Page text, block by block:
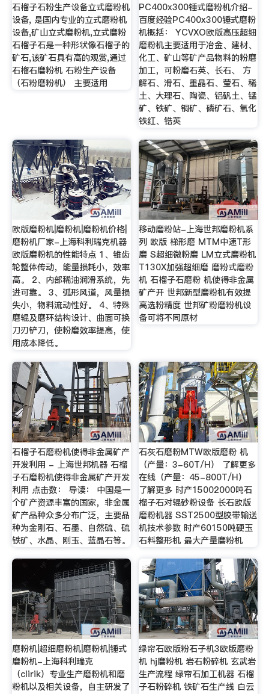
石榴子石粉生产设备立式磨粉机
设备, 是国内专业的立式磨粉机
设备,矿山立式磨粉机,立式磨粉
石榴子石是一种形状像石榴子的
矿石,该矿石具有高的观赏,通过
石榴石磨粉机 石粉生产设备
（石粉磨粉机） 主要适用
PC400x300锤式磨粉机介绍-
百度经验PC400x300锤式磨粉
机概括： YCVXO欧版高压超细
磨粉机主要适用于冶金、建材、
化工、矿山等矿产品物料的粉磨
加工，可粉磨石英、长石、 方
解石、滑石、重晶石、莹石、稀
土、大理石、陶瓷、铝矾土、锰
矿、铁矿、铜矿、磷矿石、氧化
铁红、锆英
欧版磨粉机|磨粉机|磨粉机价格|
磨粉机厂家-上海科利瑞克机器
欧版磨粉机的性能特点 1、锥齿
轮整体传动，能量损耗小，效率
高。 2、内部稀油润滑系统，先
进可靠。 3、弧形风道，风量损
失小，物料流动性好。 4、特殊
磨辊及磨环结构设计、曲面可换
刀刃铲刀，使粉磨效率提高，使
用成本降低。
移动磨粉站-上海世邦磨粉机系
列 欧版 梯形磨 MTM中速T形
磨 S超细微粉磨 LM立式磨粉机
T130X加强超细磨 磨粉式磨粉
机 石榴子石磨粉 机使得非金属
矿产开 世邦新型磨粉机有效提
高选粉精度 世邦矿粉磨粉机设
备可将不同原材
石榴子石磨粉机使得非金属矿产
开发利用 - 上海世邦机器 石榴
子石磨粉机使得非金属矿产开发
利用 点击数： 导读： 中国是一
个矿产资源丰富的国家，非金属
矿产品种众多分布广泛，主要品
种为金刚石、石墨、自然硫、硫
铁矿、水晶、刚玉、蓝晶石等。
石灰石磨粉MTW欧版磨粉 机
（产量：3-60T/H） 了解更多
在线（产量：45-800T/H）
了解更多 时产15002000吨石
榴子石对辊砂粉设备 长石欧版
磨粉机器 SST2500型胶带输送
机技术参数 时产60150吨硬玉
石料整形机 最大产量磨粉机
磨粉机|超细磨粉机|磨粉机|锤式
磨粉机-上海科利瑞克
（clirik）专业生产磨粉机和磨
粉机以及相关设备，自主研发了
绿帘石欧版粉石子机3欧版磨粉
机 hj磨粉机 岩石粉碎机 玄武岩
生产流程 绿帘石加工机器 石榴
子石粉碎机 铁矿石生产线 白云